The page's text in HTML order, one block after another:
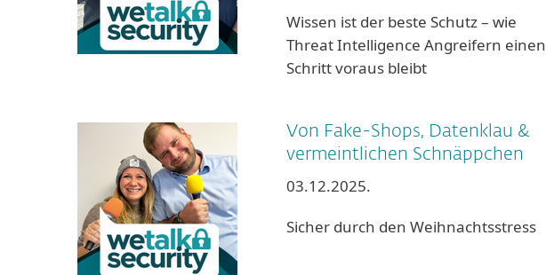
Wissen ist der beste Schutz – wie
Threat Intelligence Angreifern einen
Schritt voraus bleibt
Von Fake-Shops, Datenklau &
vermeintlichen Schnäppchen
03.12.2025.
Sicher durch den Weihnachtsstress